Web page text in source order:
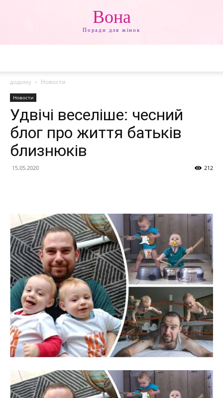
Вона
Поради для жінок
додому Новости
Новости
Удвічі веселіше: чесний
блог про життя батьків
близнюків
15.05.2020 212